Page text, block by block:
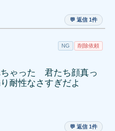
💬 返信 1件
NG 削除依頼
ゃった 君たち顔真っ
耐性なさすぎだよ
💬 返信 1件